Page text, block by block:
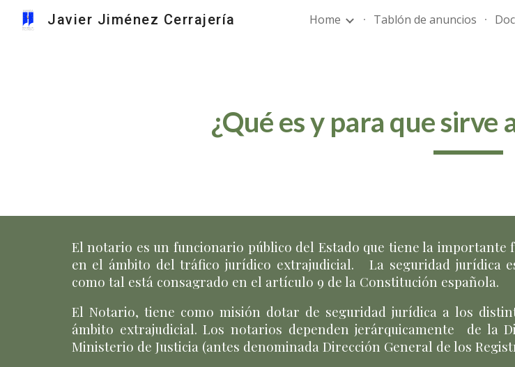
Skip to main content
Javier Jiménez Cerrajería Home Tablón de anuncios
¿Qué es y para que
Elnotario es un funcionario público del Estado que tienela importante
en el ámbito del tráfico jurídico extrajudicial. La seguridad jurídica
como tal está consagrado en el artículo 9 de la Constitución española.
El Notario, tiene como misión dotar de seguridad jurídica a los
ámbito extrajudicial.Los notarios dependen jerárquicamente de la
Ministerio de Justicia (antes denominada Dirección General de los